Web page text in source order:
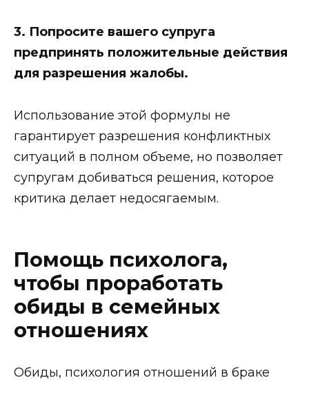
3. Попросите вашего супруга
предпринять положительные действия
для разрешения жалобы.
Использование этой формулы не
гарантирует разрешения конфликтных
ситуаций в полном объеме, но позволяет
супругам добиваться решения, которое
критика делает недосягаемым.
Помощь психолога,
чтобы проработать
обиды в семейных
отношениях
Обиды, психология отношений в браке